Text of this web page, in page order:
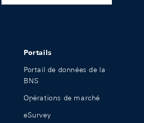
Portails
Portail de données de la
BNS
Opérations de marché
eSurvey